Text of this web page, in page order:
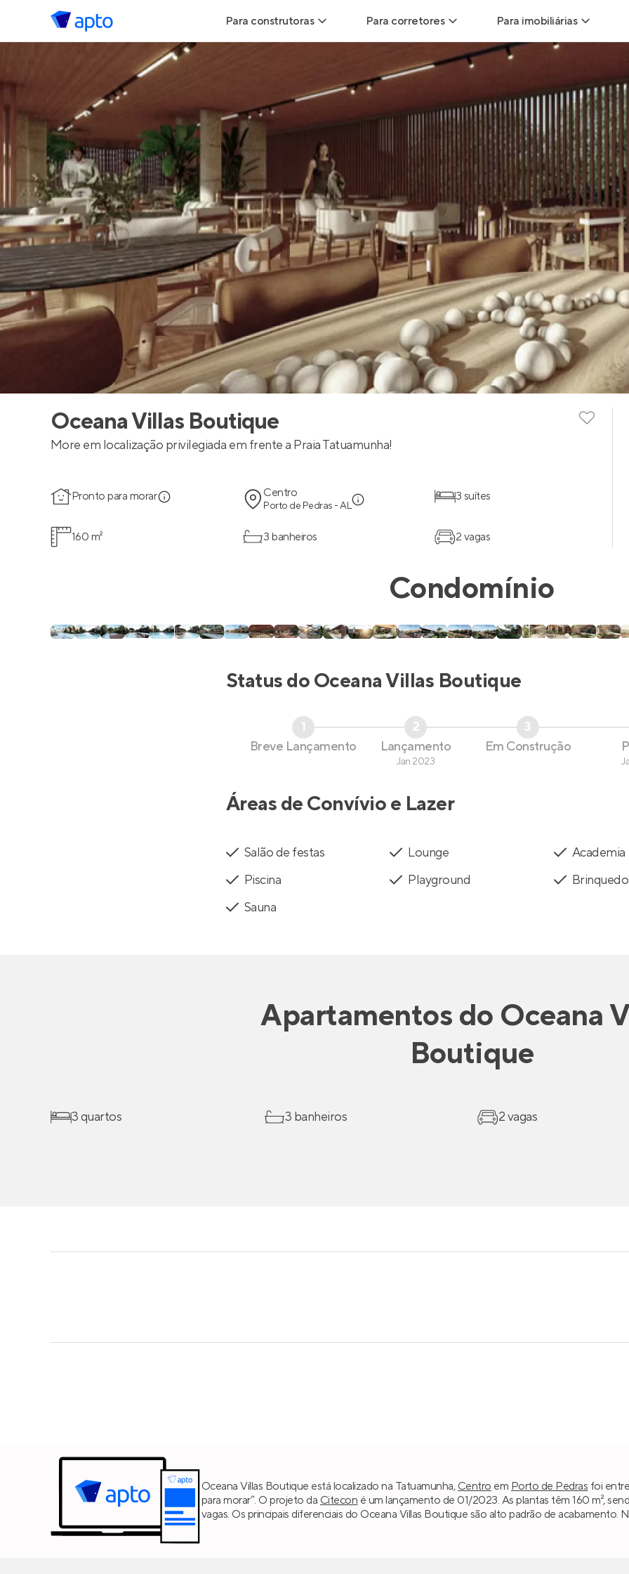
Para construtoras
Geração de Visitas
Geração de Vendas
Maiores Construtoras
Parcerias Imobiliárias
Anunciar Imóveis
Para corretores
Leads para Corretores
Corretor+
Parcerias imobiliárias
Hub de Corretores
Perfil Verificado
Anunciar imóveis
Para imobiliárias
Hub de imobiliárias
Anunciar imóveis
Oceana Villas Boutique
More em localização privilegiada em frente a Praia Tatuamunha!
Pronto para morar Centro
Porto de Pedras - AL
3 suítes
160 m² 3 banheiros 2 vagas
Condomínio
Status doOceana Villas Boutique
1
Breve Lançamento
2
Lançamento
Jan 2023
3
Em Construção
Áreas de Convívio e Lazer
Salão de festas Lounge
Academia
Piscina
Playground
Sauna
Apartamentos do Oceana
Boutique
3 quartos 3 banheiros 2 vagas
Oceana Villas Boutique está localizado na Tatuamunha, Centro em Porto de Pedras foi
para morar”. O projeto da Citecon é um lançamento de 01/2023. As plantas têm 160 m²,
vagas. Os principais diferenciais do Oceana Villas Boutique são alto padrão de